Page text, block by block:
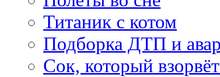
Титаник с котом
Подборка ДТП и
Сок, который